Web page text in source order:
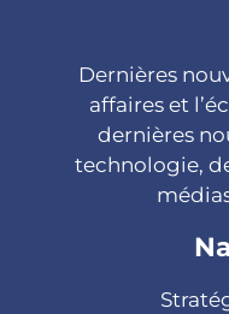
Dernières
affaires et
dernières
technologie,